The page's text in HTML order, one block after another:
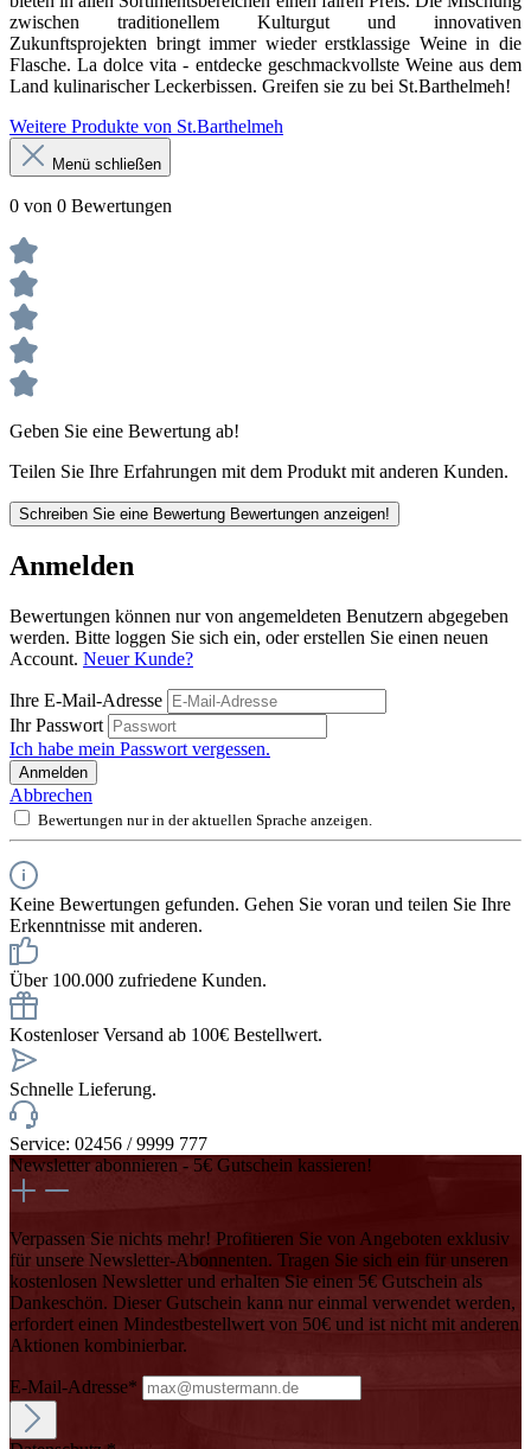
zwischen traditionellem Kulturgut und innovativen
Zukunftsprojekten bringt immer wieder erstklassige Weine in die
Flasche. La dolce vita - entdecke geschmackvollste Weine aus dem
Land kulinarischer Leckerbissen. Greifen sie zu bei St.Barthelmeh!
Weitere Produkte von St.Barthelmeh
Menü schließen
0 von 0 Bewertungen
Geben Sie eine Bewertung ab!
Teilen Sie Ihre Erfahrungen mit dem Produkt mit anderen Kunden.
Schreiben Sie eine Bewertung Bewertungen anzeigen!
Anmelden
Bewertungen können nur von angemeldeten Benutzern abgegeben
werden. Bitte loggen Sie sich ein, oder erstellen Sie einen neuen
Account. Neuer Kunde?
Ihre E-Mail-Adresse
Ihr Passwort
Ich habe mein Passwort vergessen.
Anmelden
Abbrechen
Bewertungen nur in der aktuellen Sprache anzeigen.
Keine Bewertungen gefunden. Gehen Sie voran und teilen Sie Ihre
Erkenntnisse mit anderen.
Über 100.000 zufriedene Kunden.
Kostenloser Versand ab 100€ Bestellwert.
Schnelle Lieferung.
Service: 02456 / 9999 777
Newsletter abonnieren - 5€ Gutschein kassieren!
Verpassen Sie nichts mehr! Profitieren Sie von Angeboten exklusiv
für unsere Newsletter-Abonnenten. Tragen Sie sich ein für unseren
kostenlosen Newsletter und erhalten Sie einen 5€ Gutschein als
Dankeschön. Dieser Gutschein kann nur einmal verwendet werden,
erfordert einen Mindestbestellwert von 50€ und ist nicht mit anderen
Aktionen kombinierbar.
E-Mail-Adresse*